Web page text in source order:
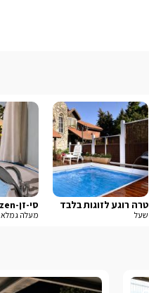
טרה רוגע לזוגות בלבד
שעל
סי-זן-sea-zen
מעלה גמלא